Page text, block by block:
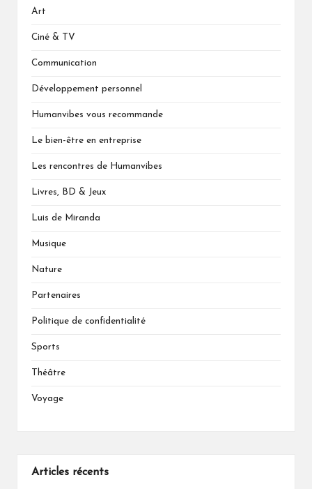
Art
Ciné & TV
Communication
Développement personnel
Humanvibes vous recommande
Le bien-être en entreprise
Les rencontres de Humanvibes
Livres, BD & Jeux
Luis de Miranda
Musique
Nature
Partenaires
Politique de confidentialité
Sports
Théâtre
Voyage
Articles récents